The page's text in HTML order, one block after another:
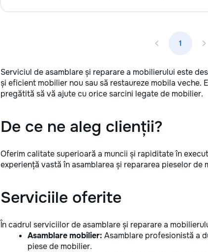
1
Serviciul de asamblare și reparare a mobilierului este
și eficient mobilier nou sau să restaureze mobila veche.
pregătită să vă ajute cu orice sarcini legate de mobilier.
De ce ne aleg clienții?
Oferim calitate superioară a muncii și rapiditate în
experiență vastă în asamblarea și repararea pieselor de
Serviciile oferite
În cadrul serviciilor de asamblare și reparare a
Asamblare mobilier: Asamblare profesionistă a
piese de mobilier.